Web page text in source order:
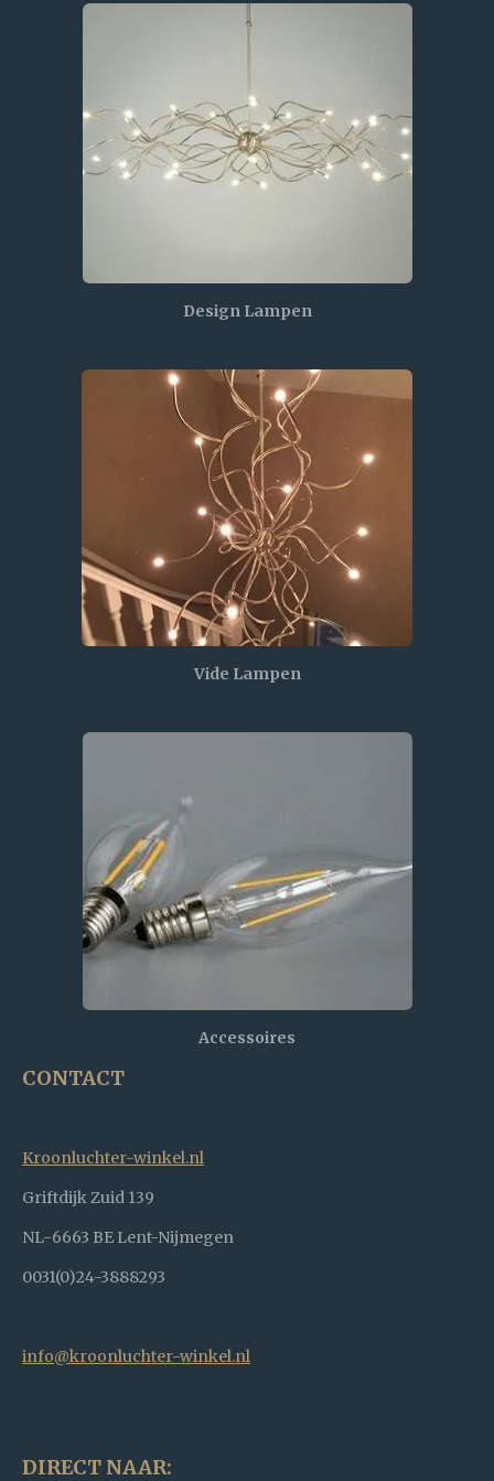
Design Lampen
Vide Lampen
Accessoires
CONTACT
Kroonluchter-winkel.nl
Griftdijk Zuid 139
NL-6663 BE Lent-Nijmegen
0031(0)24-3888293
info@kroonluchter-winkel.nl
DIRECT NAAR: